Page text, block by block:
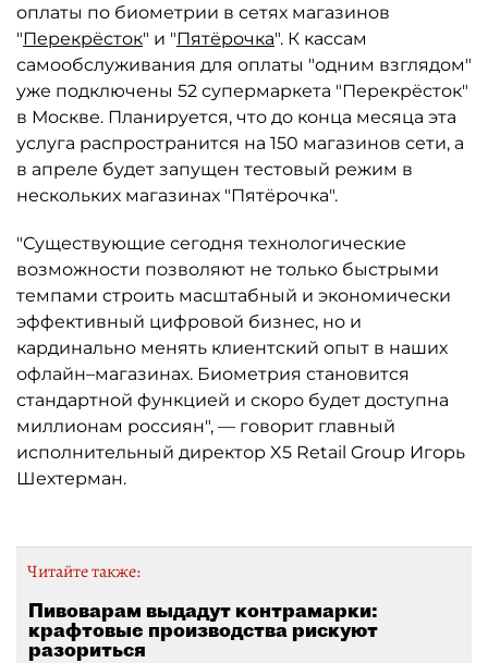
оплаты по биометрии в сетях магазинов
"Перекрёсток" и "Пятёрочка". К кассам
самообслуживания для оплаты "одним взглядом"
уже подключены 52 супермаркета "Перекрёсток"
в Москве. Планируется, что до конца месяца эта
услуга распространится на 150 магазинов сети, а
в апреле будет запущен тестовый режим в
нескольких магазинах "Пятёрочка".
"Существующие сегодня технологические
возможности позволяют не только быстрыми
темпами строить масштабный и экономически
эффективный цифровой бизнес, но и
кардинально менять клиентский опыт в наших
офлайн–магазинах. Биометрия становится
стандартной функцией и скоро будет доступна
миллионам россиян", — говорит главный
исполнительный директор X5 Retail Group Игорь
Шехтерман.
Читайте также:
Пивоварам выдадут контрамарки:
крафтовые производства рискуют
разориться